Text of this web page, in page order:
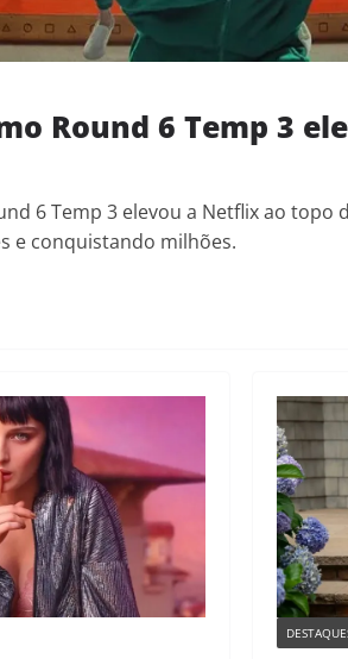
Round 6 Temp 3
6 Temp 3 elevou a Netflix ao
e conquistando milhões.